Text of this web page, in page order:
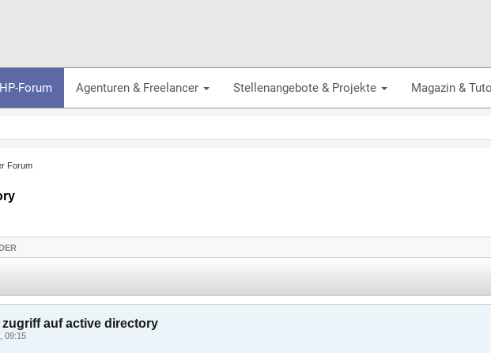
Forum Agenturen & Freelancer Stellenangebote & Projekte Magazin &
Forum
zugriff auf active directory
09:15